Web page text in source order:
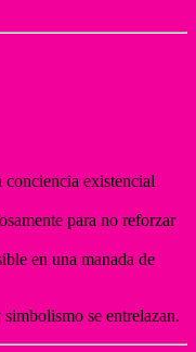
existencial
para no reforzar
en una manada de
se entrelazan.